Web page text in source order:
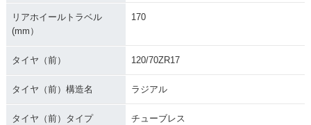
リアホイールトラベル
(mm）
170
タイヤ（前） 120/70ZR17
タイヤ（前）構造名 ラジアル
タイヤ（前）タイプ チューブレス